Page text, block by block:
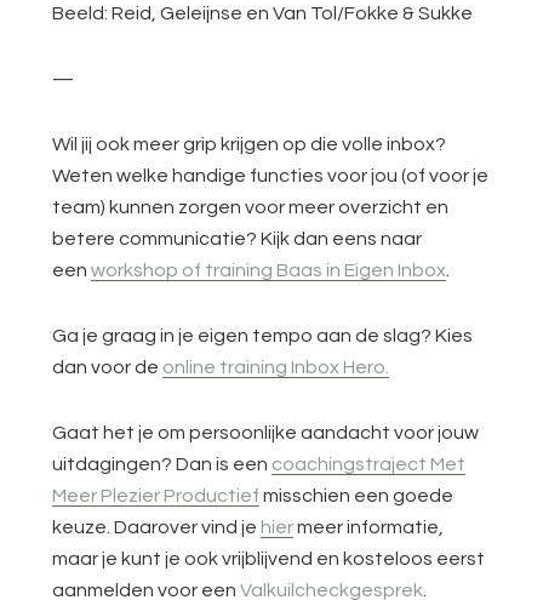
Beeld: Reid, Geleijnse en Van Tol/Fokke & Sukke
—
Wil jij ook meer grip krijgen op die volle inbox?
Weten welke handige functies voor jou (of voor je
team) kunnen zorgen voor meer overzicht en
betere communicatie? Kijk dan eens naar
eenworkshop of training Baas in Eigen Inbox
Ga je graag in je eigen tempo aan de slag? Kies
dan voor de online training Inbox Hero.
Gaat het je om persoonlijke aandacht voor jouw
uitdagingen? Dan is een coachingstraject Met
Meer Plezier Productief misschien een goede
keuze. Daarover vind je hiermeer informatie,
maar je kunt je ook vrijblijvend en kosteloos eerst
aanmelden voor eenValkuilcheckgesprek